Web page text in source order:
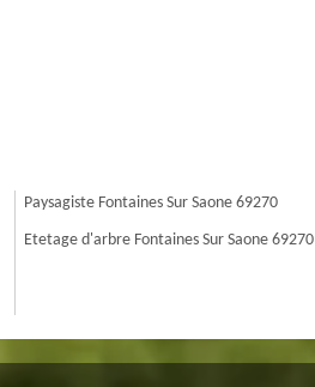
Paysagiste Fontaines Sur Saone 69270
Etetage d'arbre Fontaines Sur Saone 69270